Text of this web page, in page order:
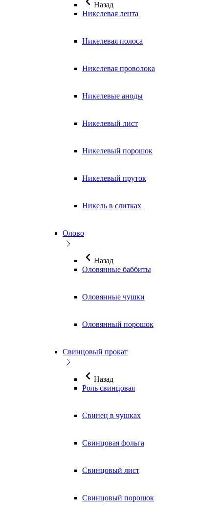
Назад
Никелевая лента
Никелевая полоса
Никелевая проволока
Никелевые аноды
Никелевый лист
Никелевый порошок
Никелевый пруток
Никель в слитках
Олово
Назад
Оловянные баббиты
Оловянные чушки
Оловянный порошок
Свинцовый прокат
Назад
Роль свинцовая
Свинец в чушках
Свинцовая фольга
Свинцовый лист
Свинцовый порошок